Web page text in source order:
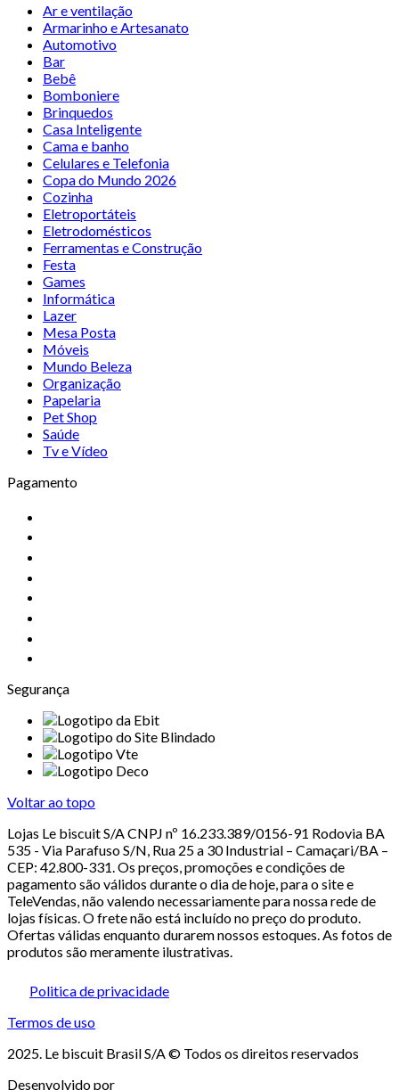
Ar e ventilação
Armarinho e Artesanato
Automotivo
Bar
Bebê
Bomboniere
Brinquedos
Casa Inteligente
Cama e banho
Celulares e Telefonia
Copa do Mundo 2026
Cozinha
Eletroportáteis
Eletrodomésticos
Ferramentas e Construção
Festa
Games
Informática
Lazer
Mesa Posta
Móveis
Mundo Beleza
Organização
Papelaria
Pet Shop
Saúde
Tv e Vídeo
Pagamento
Segurança
Voltar ao topo
Lojas Le biscuit S/A CNPJ nº 16.233.389/0156-91 Rodovia BA
535 - Via Parafuso S/N, Rua 25 a 30 Industrial – Camaçari/BA –
CEP: 42.800-331. Os preços, promoções e condições de
pagamento são válidos durante o dia de hoje, para o site e
TeleVendas, não valendo necessariamente para nossa rede de
lojas físicas. O frete não está incluído no preço do produto.
Ofertas válidas enquanto durarem nossos estoques. As fotos de
produtos são meramente ilustrativas.
Politica de privacidade
Termos de uso
2025. Le biscuit Brasil S/A © Todos os direitos reservados
Desenvolvido por